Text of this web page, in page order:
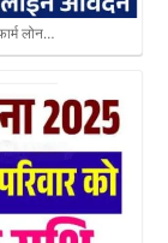
लोन…